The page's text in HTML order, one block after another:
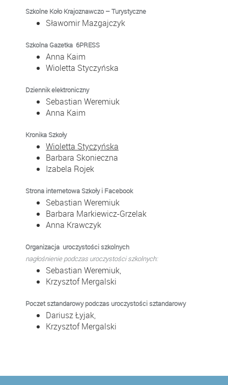
Szkolne Koło Krajoznawczo – Turystyczne
Sławomir Mazgajczyk
Szkolna Gazetka 6PRESS
Anna Kaim
Wioletta Styczyńska
Dziennik elektroniczny
Sebastian Weremiuk
Anna Kaim
Kronika Szkoły
Wioletta Styczyńska
Barbara Skonieczna
Izabela Rojek
Strona internetowa Szkoły i Facebook
Sebastian Weremiuk
Barbara Markiewicz-Grzelak
Anna Krawczyk
Organizacja uroczystości szkolnych
nagłośnienie podczas uroczystości szkolnych:
Sebastian Weremiuk,
Krzysztof Mergalski
Poczet sztandarowy podczas uroczystości sztandarowy
Dariusz Łyjak,
Krzysztof Mergalski